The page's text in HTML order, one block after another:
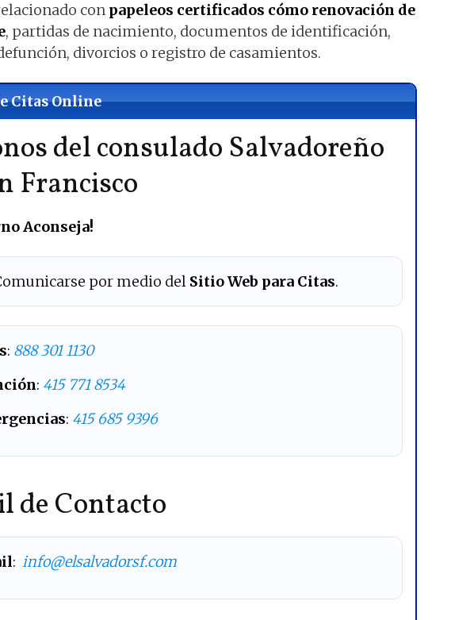
con papeleos certificados cómo renovación de
, partidas de nacimiento, documentos de identificación,
divorcios o registro de casamientos.
Citas Online
del consulado Salvadoreño
Francisco
Aconseja!
por medio del Sitio Web para Citas.
: 888 301 1130
: 415 771 8534
: 415 685 9396
de Contacto
: info@elsalvadorsf.com